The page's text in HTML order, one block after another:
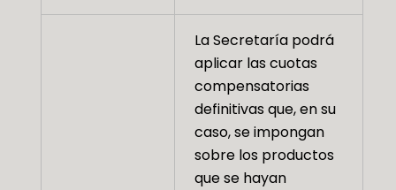
La Secretaría podrá
aplicar las cuotas
compensatorias
definitivas que, en su
caso, se impongan
sobre los productos
que se hayan